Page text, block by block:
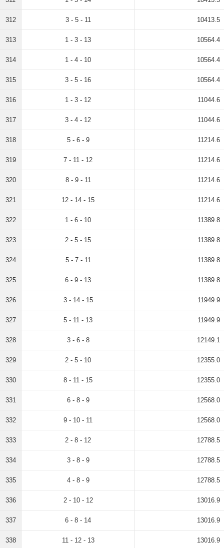
312 3 - 5 - 11 10413.5
313 1 - 3 - 13 10564.4
314 1 - 4 - 10 10564.4
315 3 - 5 - 16 10564.4
316 1 - 3 - 12 11044.6
317 3 - 4 - 12 11044.6
318 5 - 6 - 9 11214.6
319 7 - 11 - 12 11214.6
320 8 - 9 - 11 11214.6
321 12 - 14 - 15 11214.6
322 1 - 6 - 10 11389.8
323 2 - 5 - 15 11389.8
324 5 - 7 - 11 11389.8
325 6 - 9 - 13 11389.8
326 3 - 14 - 15 11949.9
327 5 - 11 - 13 11949.9
328 3 - 6 - 8 12149.1
329 2 - 5 - 10 12355.0
330 8 - 11 - 15 12355.0
331 6 - 8 - 9 12568.0
332 9 - 10 - 11 12568.0
333 2 - 8 - 12 12788.5
334 3 - 8 - 9 12788.5
335 4 - 8 - 9 12788.5
336 2 - 10 - 12 13016.9
337 6 - 8 - 14 13016.9
338 11 - 12 - 13 13016.9